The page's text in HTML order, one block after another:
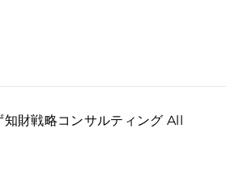
財戦略コンサルティング All